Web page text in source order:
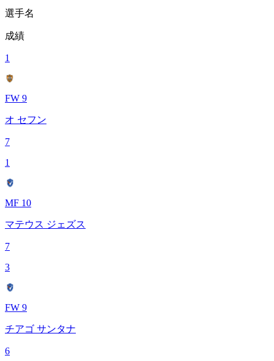
選手名
成績
1
FW 9
オ セフン
7
1
MF 10
マテウス ジェズス
7
3
FW 9
チアゴ サンタナ
6